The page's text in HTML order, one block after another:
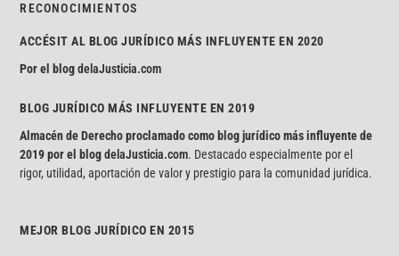
RECONOCIMIENTOS
ACCÉSIT AL BLOG JURÍDICO MÁS INFLUYENTE EN 2020
Por el blogdelaJusticia.com
BLOG JURÍDICO MÁS INFLUYENTE EN 2019
Almacén de Derecho proclamado como blog jurídico más influyente de
2019 por el blogdelaJusticia.com. Destacado especialmente por el
rigor, utilidad, aportación de valor y prestigio para la comunidad jurídica.
MEJOR BLOG JURÍDICO EN 2015